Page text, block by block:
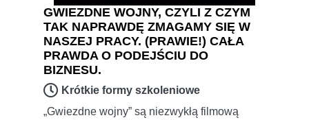
GWIEZDNE WOJNY, CZYLI Z CZYM
TAK NAPRAWDĘ ZMAGAMY SIĘ W
NASZEJ PRACY. (PRAWIE!) CAŁA
PRAWDA O PODEJŚCIU DO
BIZNESU.
Krótkie formy szkoleniowe
„Gwiezdne wojny” są niezwykłą filmową